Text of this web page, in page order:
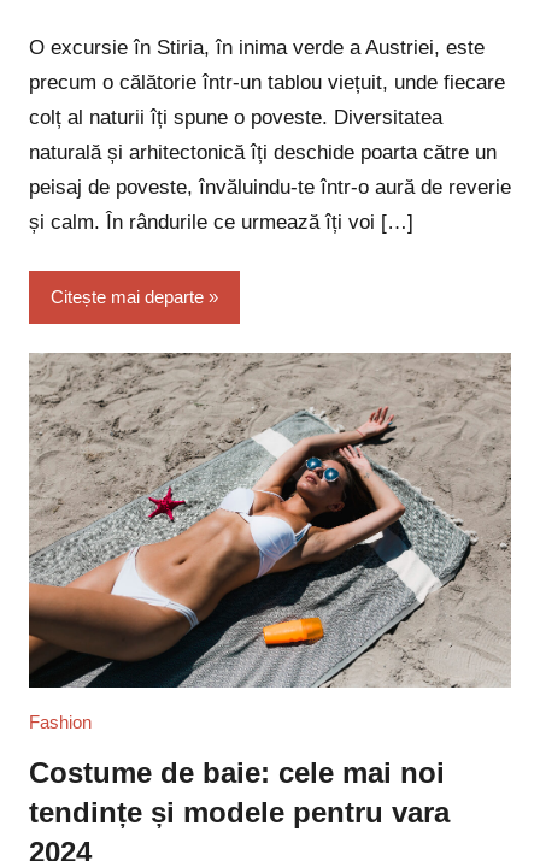
O excursie în Stiria, în inima verde a Austriei, este
precum o călătorie într-un tablou viețuit, unde fiecare
colț al naturii îți spune o poveste. Diversitatea
naturală și arhitectonică îți deschide poarta către un
peisaj de poveste, învăluindu-te într-o aură de reverie
și calm. În rândurile ce urmează îți voi […]
Citește mai departe
Fashion
Costume de baie: cele mai noi
tendințe și modele pentru vara
2024